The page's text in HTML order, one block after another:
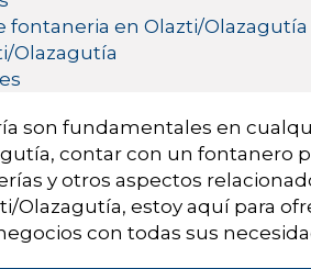
fontaneria en Olazti/Olazagutía
Olazagutía
son fundamentales en
contar con un fontanero
y otros aspectos
Olazagutía, estoy aquí para
con todas sus